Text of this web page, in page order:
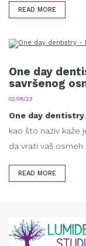
READ MORE
One day
savršenog
02/05/23
One day dentistry
kao što naziv kaže
da vrati vaš
READ MORE